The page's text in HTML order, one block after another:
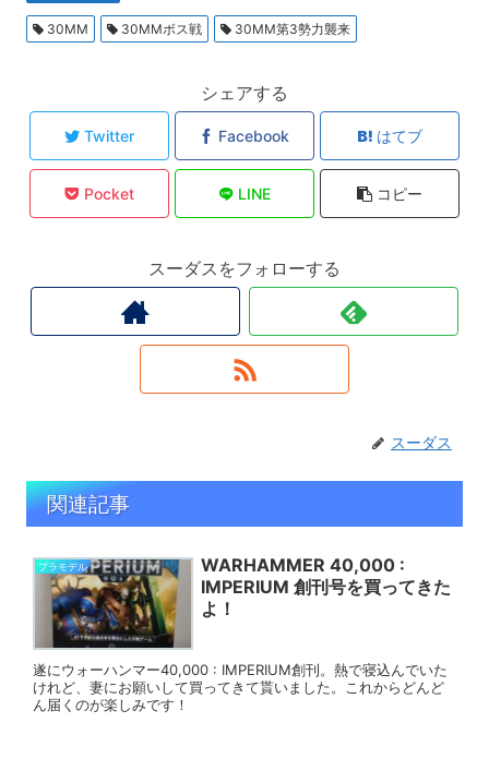
30MM 30MMボス戦 30MM第3勢力襲来
シェアする
Twitter Facebook はてブ
Pocket LINE コピー
スーダスをフォローする
スーダス
関連記事
プラモデル
WARHAMMER 40,000 :
IMPERIUM 創刊号を買ってきた
よ！
遂にウォーハンマー40,000 : IMPERIUM創刊。熱で寝込んでいた
けれど、妻にお願いして買ってきて貰いました。これからどんど
ん届くのが楽しみです！